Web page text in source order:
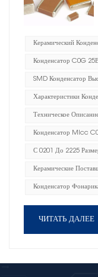
Керамический
Конденсатор C0G
SMD Конденсатор
Характеристики
Техническое
Конденсатор Mlcc
С 0201 До 2225
Керамические
Конденсатор
ЧИТАТЬ ДАЛЕЕ